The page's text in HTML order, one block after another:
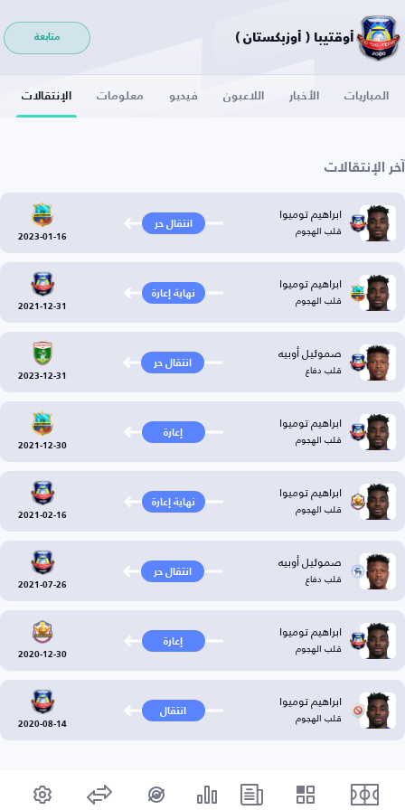
أوقتيبا ( أوزبكستان ) متابعة
المباريات الأخبار اللاعبون فيديو معلومات الإنتقالات
آخر الإنتقالات
ابراهيم توميوا
قلب الهجوم انتقال حر
2023-01-16
ابراهيم توميوا
قلب الهجوم نهاية إعارة
2021-12-31
صموئيل أوبيه
قلب دفاع انتقال حر
2023-12-31
ابراهيم توميوا
قلب الهجوم إعارة
2021-12-30
ابراهيم توميوا
قلب الهجوم نهاية إعارة
2021-02-16
صموئيل أوبيه
قلب دفاع انتقال حر
2021-07-26
ابراهيم توميوا
قلب الهجوم إعارة
2020-12-30
ابراهيم توميوا
قلب الهجوم انتقال
2020-08-14